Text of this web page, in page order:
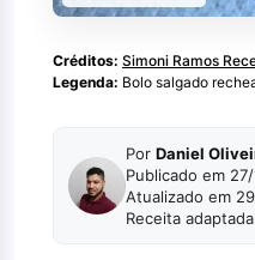
Créditos: Simoni Ramos
Legenda: Bolo salgado
Por Daniel
Publicado em
Atualizado em
Receita